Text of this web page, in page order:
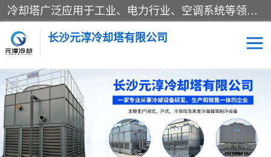
冷却塔广泛应用于工业、电力行业、空调系统等领域。在电力行业中，用于冷却发电机组的循环水；在工业生产中，如化工、冶金等行业，可降低生产过程中产生的热量；在空调系统中，为空调设备提供冷却水源
长沙元淳冷却塔有限公司
方形开式冷却塔 圆形冷却塔
闭式冷却塔 水箱